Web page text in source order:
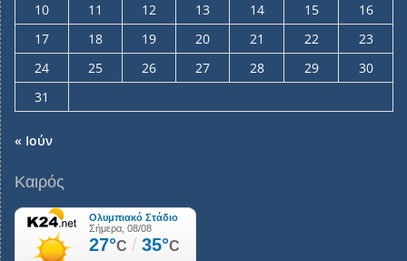
10
11 12 13 14 15
16
17
18 19 20 21 22
23
24
25 26 27 28 29
30
31
« Ιούν
Καιρός